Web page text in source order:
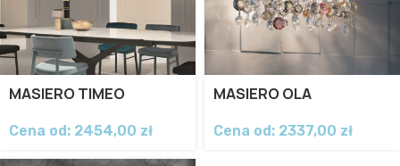
MASIERO TIMEO
Cena od: 2454,00 zł
MASIERO OLA
Cena od: 2337,00 zł